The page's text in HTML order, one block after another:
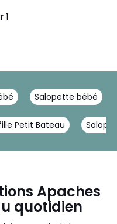
1
Salopette bébé
Petit Bateau
Apaches
quotidien